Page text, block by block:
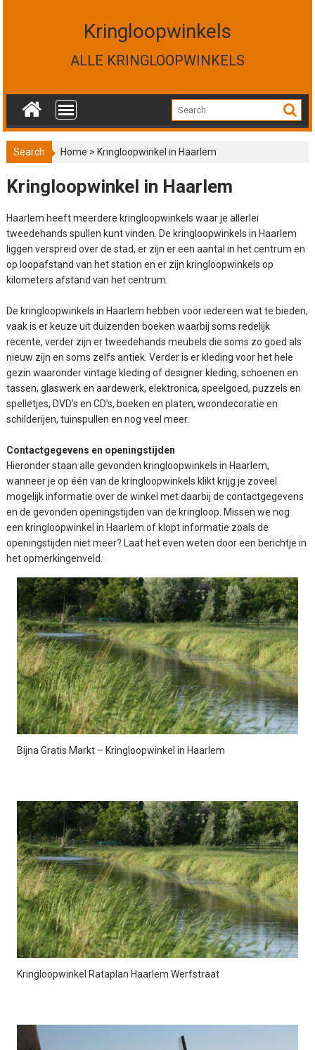
n
Kringloopwinkels
ALLE KRINGLOOPWINKELS
Search Home >Kringloopwinkel in Haarlem
Kringloopwinkel in Haarlem
Haarlem heeft meerdere kringloopwinkels waar je allerlei
tweedehands spullen kunt vinden. De kringloopwinkels in Haarlem
liggen verspreid over de stad, er zijn er een aantal in het centrum en
op loopafstand van het station en er zijn kringloopwinkels op
kilometers afstand van het centrum.
De kringloopwinkels in Haarlem hebben voor iedereen wat te bieden,
vaak is er keuze uit duizenden boeken waarbij soms redelijk
recente, verder zijn er tweedehands meubels die soms zo goed als
nieuw zijn en soms zelfs antiek. Verder is er kleding voor het hele
gezin waaronder vintage kleding of designer kleding, schoenen en
tassen, glaswerk en aardewerk, elektronica, speelgoed, puzzels en
spelletjes, DVD’s en CD’s, boeken en platen, woondecoratie en
schilderijen, tuinspullen en nog veel meer.
Contactgegevens en openingstijden
Hieronder staan alle gevonden kringloopwinkels in Haarlem,
wanneer je op één van de kringloopwinkels klikt krijg je zoveel
mogelijk informatie over de winkel met daarbij de contactgegevens
en de gevonden openingstijden van de kringloop. Missen we nog
een kringloopwinkel in Haarlem of klopt informatie zoals de
openingstijden niet meer? Laat het even weten door een berichtje in
het opmerkingenveld.
Bijna Gratis Markt – Kringloopwinkel in Haarlem
Kringloopwinkel Rataplan Haarlem Werfstraat